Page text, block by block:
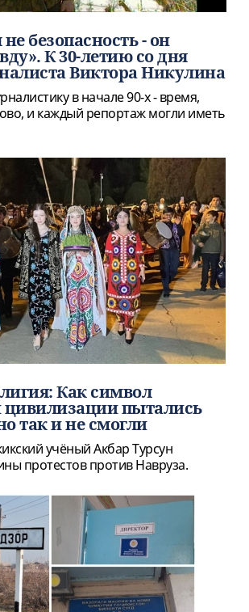
безопасность - он
К 30-летию со дня
Виктора Никулина
в начале 90-х - время,
и каждый репортаж могли иметь
Как символ
цивилизации пытались
так и не смогли
учёный Акбар Турсун
протестов против Навруза.